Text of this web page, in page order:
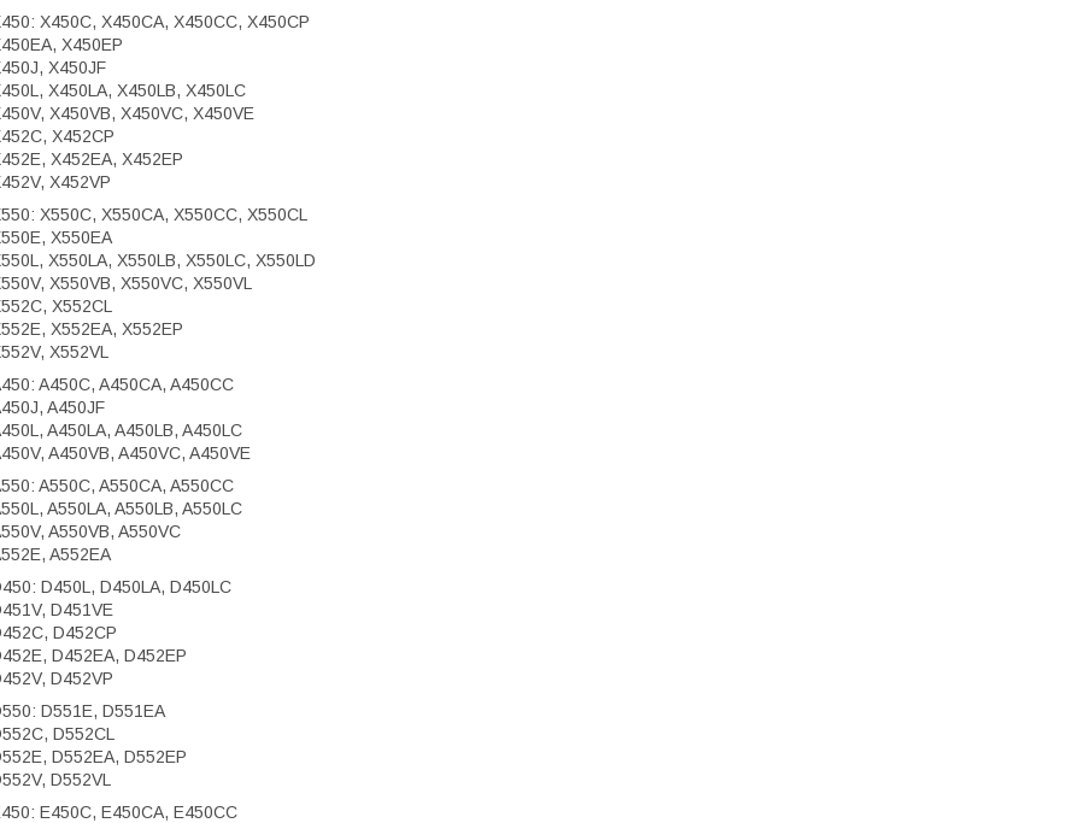
X450C, X450CA, X450CC, X450CP
X450EP
X450JF
X450LA, X450LB, X450LC
X450VB, X450VC, X450VE
X452CP
X452EA, X452EP
X452VP
X550C, X550CA, X550CC, X550CL
X550EA
X550LA, X550LB, X550LC, X550LD
X550VB, X550VC, X550VL
X552CL
X552EA, X552EP
X552VL
A450C, A450CA, A450CC
A450JF
A450LA, A450LB, A450LC
A450VB, A450VC, A450VE
A550C, A550CA, A550CC
A550LA, A550LB, A550LC
A550VB, A550VC
A552EA
D450L, D450LA, D450LC
D451VE
D452CP
D452EA, D452EP
D452VP
D551E, D551EA
D552CL
D552EA, D552EP
D552VL
E450C, E450CA, E450CC